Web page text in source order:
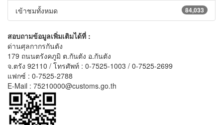
84,033
เข้าชมทั้งหมด
สอบถามข้อมูลเพิ่มเติมได้ที่ :
ด่านศุลกากรกันตัง
179 ถนนตรังคภูมิ ต.กันตัง อ.กันตัง
จ.ตรัง 92110 / โทรศัพท์ : 0-7525-1003 / 0-7525-2699
แฟกซ์ : 0-7525-2788
E-Mail : 75210000@customs.go.th